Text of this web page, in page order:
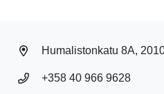
Humalistonkatu 8A,
+358 40 966 9628